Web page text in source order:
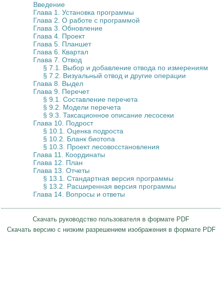
Введение
Глава 1. Установка программы
Глава 2. О работе с программой
Глава 3. Обновление
Глава 4. Проект
Глава 5. Планшет
Глава 6. Квартал
Глава 7. Отвод
§ 7.1. Выбор и добавление отвода по измерениям
§ 7.2. Визуальный отвод и другие операции
Глава 8. Выдел
Глава 9. Перечет
§ 9.1. Составление перечета
§ 9.2. Модели перечета
§ 9.3. Таксационное описание лесосеки
Глава 10. Подрост
§ 10.1. Оценка подроста
§ 10.2. Бланк биотопа
§ 10.3. Проект лесовосстановления
Глава 11. Координаты
Глава 12. План
Глава 13. Отчеты
§ 13.1. Стандартная версия программы
§ 13.2. Расширенная версия программы
Глава 14. Вопросы и ответы
Скачать руководство пользователя в формате PDF
Скачать версию с низким разрешением изображения в формате PDF